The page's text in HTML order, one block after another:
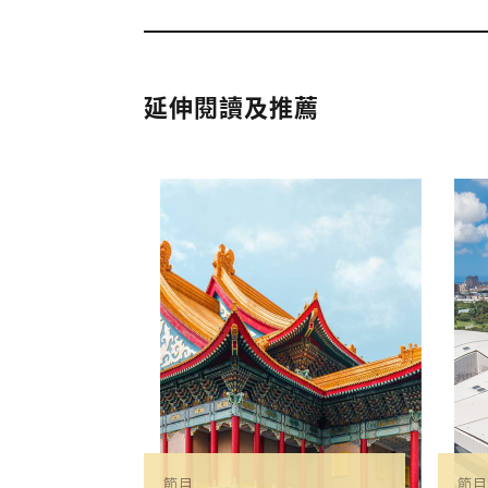
延伸閱讀及推薦
節目 節目